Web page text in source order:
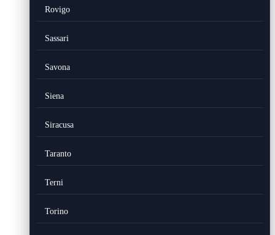
Rovigo
Sassari
Savona
Siena
Siracusa
Taranto
Terni
Torino